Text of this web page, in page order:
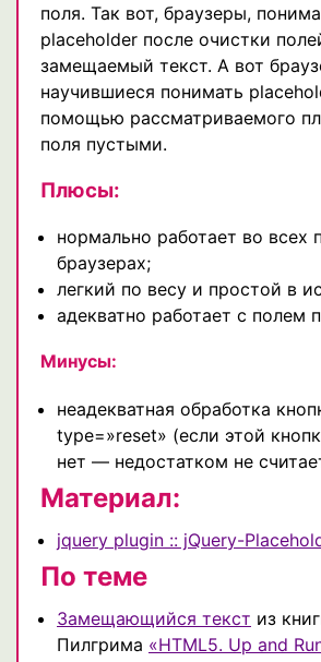
поля. Так вот, браузеры,
placeholder после очистки
замещаемый текст. А вот
научившиеся понимать
помощью рассматриваемого
поля пустыми.
Плюсы:
нормально работает во всех
браузерах;
легкий по весу и простой в
адекватно работает с полем
Минусы:
неадекватная обработка
type=»reset» (если этой
нет — недостатком не
Материал:
jquery plugin :: jQuery-
По теме
Замещающийся текст из
Пилгрима «HTML5. Up and